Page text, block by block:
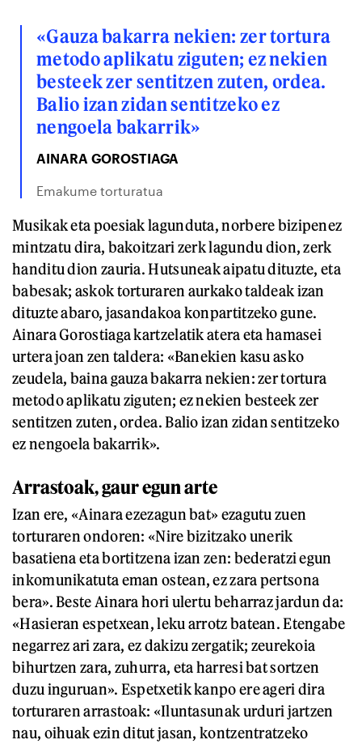
«Gauza bakarra nekien: zer tortura
metodo aplikatu ziguten; ez nekien
besteek zer sentitzen zuten, ordea.
Balio izan zidan sentitzeko ez
nengoela bakarrik»
AINARA GOROSTIAGA
Emakume torturatua
Musikak eta poesiak lagunduta, norbere bizipenez
mintzatu dira, bakoitzari zerk lagundu dion, zerk
handitu dion zauria. Hutsuneak aipatu dituzte, eta
babesak; askok torturaren aurkako taldeak izan
dituzte abaro, jasandakoa konpartitzeko gune.
Ainara Gorostiaga kartzelatik atera eta hamasei
urtera joan zen taldera: «Banekien kasu asko
zeudela, baina gauza bakarra nekien: zer tortura
metodo aplikatu ziguten; ez nekien besteek zer
sentitzen zuten, ordea. Balio izan zidan sentitzeko
ez nengoela bakarrik».
Arrastoak, gaur egun arte
Izan ere, «Ainara ezezagun bat» ezagutu zuen
torturaren ondoren: «Nire bizitzako unerik
basatiena eta bortitzena izan zen: bederatzi egun
inkomunikatuta eman ostean, ez zara pertsona
bera». Beste Ainara hori ulertu beharraz jardun da:
«Hasieran espetxean, leku arrotz batean. Etengabe
negarrez ari zara, ez dakizu zergatik; zeurekoia
bihurtzen zara, zuhurra, eta harresi bat sortzen
duzu inguruan». Espetxetik kanpo ere ageri dira
torturaren arrastoak: «Iluntasunak urduri jartzen
nau, oihuak ezin ditut jasan, kontzentratzeko